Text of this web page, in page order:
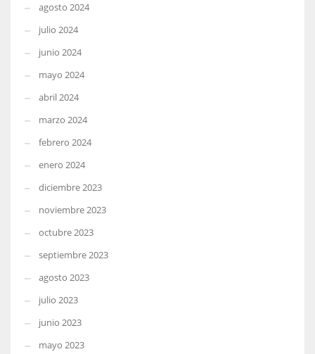
agosto 2024
julio 2024
junio 2024
mayo 2024
abril 2024
marzo 2024
febrero 2024
enero 2024
diciembre 2023
noviembre 2023
octubre 2023
septiembre 2023
agosto 2023
julio 2023
junio 2023
mayo 2023